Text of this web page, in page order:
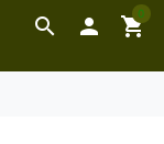
search  shopping_cart
0